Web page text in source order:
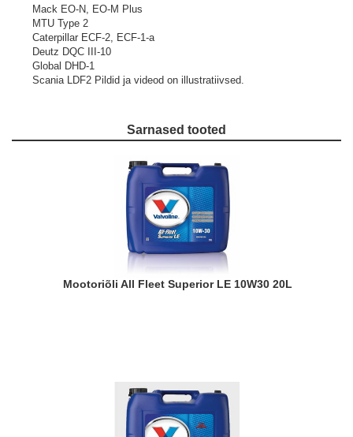
Mack EO-N, EO-M Plus
MTU Type 2
Caterpillar ECF-2, ECF-1-a
Deutz DQC III-10
Global DHD-1
Scania LDF2 Pildid ja videod on illustratiivsed.
Sarnased tooted
Mootoriõli All Fleet Superior LE 10W30 20L